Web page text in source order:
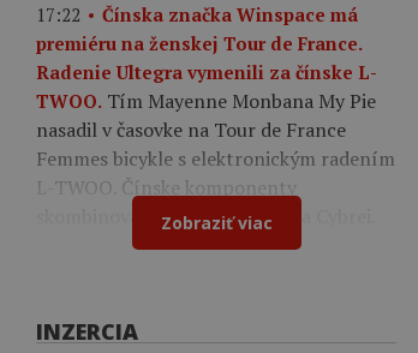
17:22
Čínska značka Winspace má
premiéru na ženskej Tour de France.
Radenie Ultegra vymenili za čínske L-
TWOO. Tím Mayenne Monbana My Pie
nasadil v časovke na Tour de France
Femmes bicykle s elektronickým radením
L-TWOO. Čínske komponenty
skombinoval s dielmi Shimano a Cybrei.
Zobraziť viac
INZERCIA